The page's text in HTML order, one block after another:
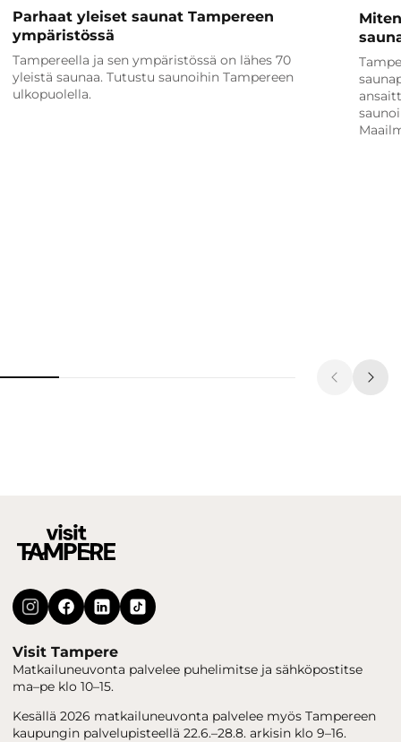
Parhaat yleiset saunat Tampereen
ympäristössä
Tampereella ja sen ympäristössä on lähes 70
yleistä saunaa. Tutustu saunoihin Tampereen
ulkopuolella.
Visit Tampere
Matkailuneuvonta palvelee puhelimitse ja sähköpostitse
ma–pe klo 10–15.
Kesällä 2026 matkailuneuvonta palvelee myös Tampereen
kaupungin palvelupisteellä 22.6.–28.8. arkisin klo 9–16.